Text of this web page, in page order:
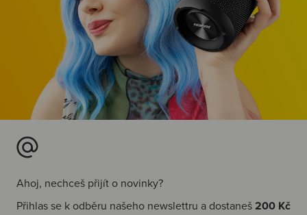
Ahoj, nechceš přijít o novinky?
Přihlas se k odběru našeho newslettru a dostaneš200 Kč